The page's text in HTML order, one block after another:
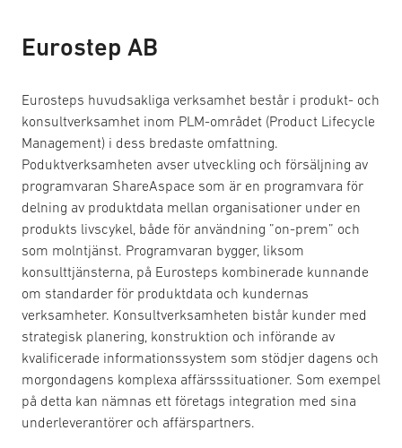
Eurostep AB
Eurosteps huvudsakliga verksamhet består i produkt- och
konsultverksamhet inom PLM-området (Product Lifecycle
Management) i dess bredaste omfattning.
Poduktverksamheten avser utveckling och försäljning av
programvaran ShareAspace som är en programvara för
delning av produktdata mellan organisationer under en
produkts livscykel, både för användning ”on-prem” och
som molntjänst. Programvaran bygger, liksom
konsulttjänsterna, på Eurosteps kombinerade kunnande
om standarder för produktdata och kundernas
verksamheter. Konsultverksamheten bistår kunder med
strategisk planering, konstruktion och införande av
kvalificerade informationssystem som stödjer dagens och
morgondagens komplexa affärsssituationer. Som exempel
på detta kan nämnas ett företags integration med sina
underleverantörer och affärspartners.